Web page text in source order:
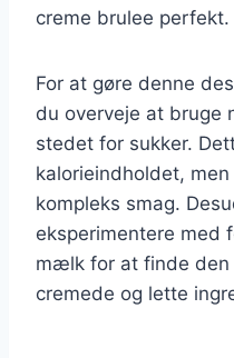
creme brulee perfekt.
For at gøre denne
du overveje at bruge
stedet for sukker.
kalorieindholdet,
kompleks smag.
eksperimentere med
mælk for at finde den
cremede og lette